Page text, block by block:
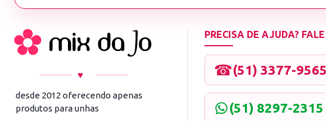
♥
desde 2012 oferecendo apenas
produtos para unhas
PRECISA DE AJUDA?
☎(51) 3377-9565
(51) 8297-2315